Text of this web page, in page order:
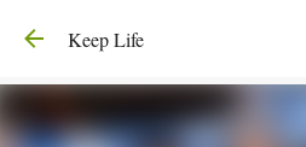
Μετάβαση στο κύριο
Keep Life